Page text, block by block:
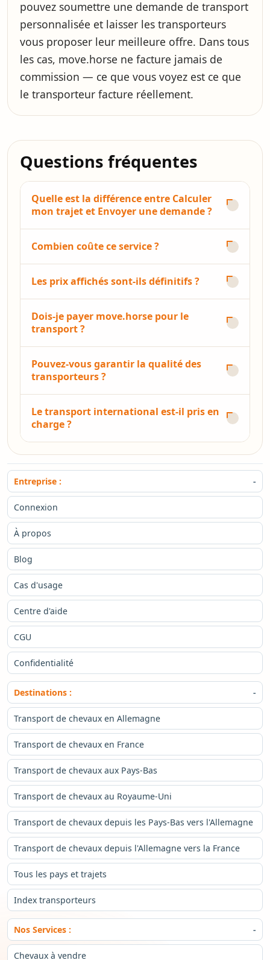
pouvez soumettre une demande de transport
personnalisée et laisser les transporteurs
vous proposer leur meilleure offre. Dans tous
les cas, move.horse ne facture jamais de
commission — ce que vous voyez est ce que
le transporteur facture réellement.
Questions fréquentes
Quelle est la différence entre Calculer
mon trajet et Envoyer une demande ?
Combien coûte ce service ?
Les prix affichés sont-ils définitifs ?
Dois-je payer move.horse pour le
transport ?
Pouvez-vous garantir la qualité des
transporteurs ?
Le transport international est-il pris en
charge ?
Entreprise :
Connexion
À propos
Blog
Cas d'usage
Centre d'aide
CGU
Confidentialité
Destinations :
Transport de chevaux en Allemagne
Transport de chevaux en France
Transport de chevaux aux Pays-Bas
Transport de chevaux au Royaume-Uni
Transport de chevaux depuis les Pays-Bas vers l'Allemagne
Transport de chevaux depuis l'Allemagne vers la France
Tous les pays et trajets
Index transporteurs
Nos Services :
Chevaux à vendre